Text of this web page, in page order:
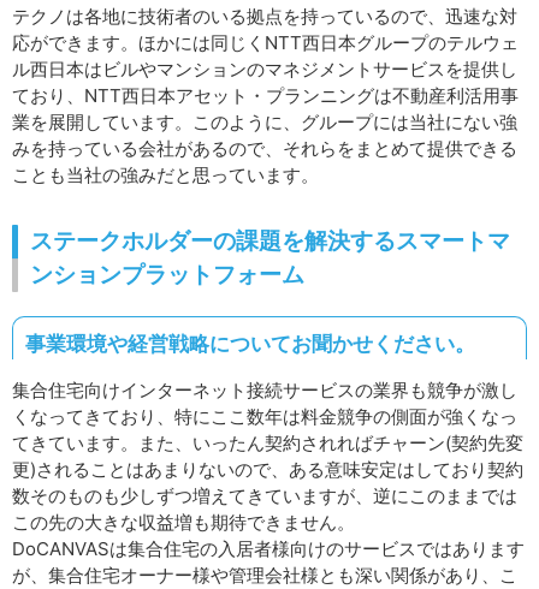
テクノは各地に技術者のいる拠点を持っているので、迅速な対
応ができます。ほかには同じくNTT西日本グループのテルウェ
ル西日本はビルやマンションのマネジメントサービスを提供し
ており、NTT西日本アセット・プランニングは不動産利活用事
業を展開しています。このように、グループには当社にない強
みを持っている会社があるので、それらをまとめて提供できる
ことも当社の強みだと思っています。
ステークホルダーの課題を解決するスマートマ
ンションプラットフォーム
事業環境や経営戦略についてお聞かせください。
集合住宅向けインターネット接続サービスの業界も競争が激し
くなってきており、特にここ数年は料金競争の側面が強くなっ
てきています。また、いったん契約されればチャーン(契約先変
更)されることはあまりないので、ある意味安定はしており契約
数そのものも少しずつ増えてきていますが、逆にこのままでは
この先の大きな収益増も期待できません。
DoCANVASは集合住宅の入居者様向けのサービスではあります
が、集合住宅オーナー様や管理会社様とも深い関係があり、こ